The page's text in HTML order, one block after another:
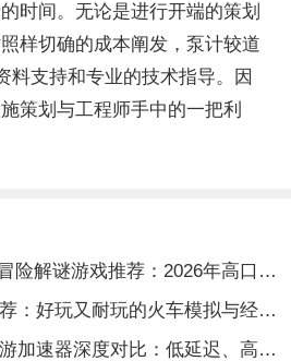
时间。无论是进行开端的策划
样切确的成本阐发，泵计较道
料支持和专业的技术指导。因
策划与工程师手中的一把利
类似《神秘海域》的冒险解谜游戏推荐：2026年高口碑动作冒险游戏盘点
2026热门火车游戏推荐：好玩又耐玩的火车模拟与经营类游戏盘点
2026年六大高性能网游加速器深度对比：低延迟、高稳定性与多节点覆盖实测分析